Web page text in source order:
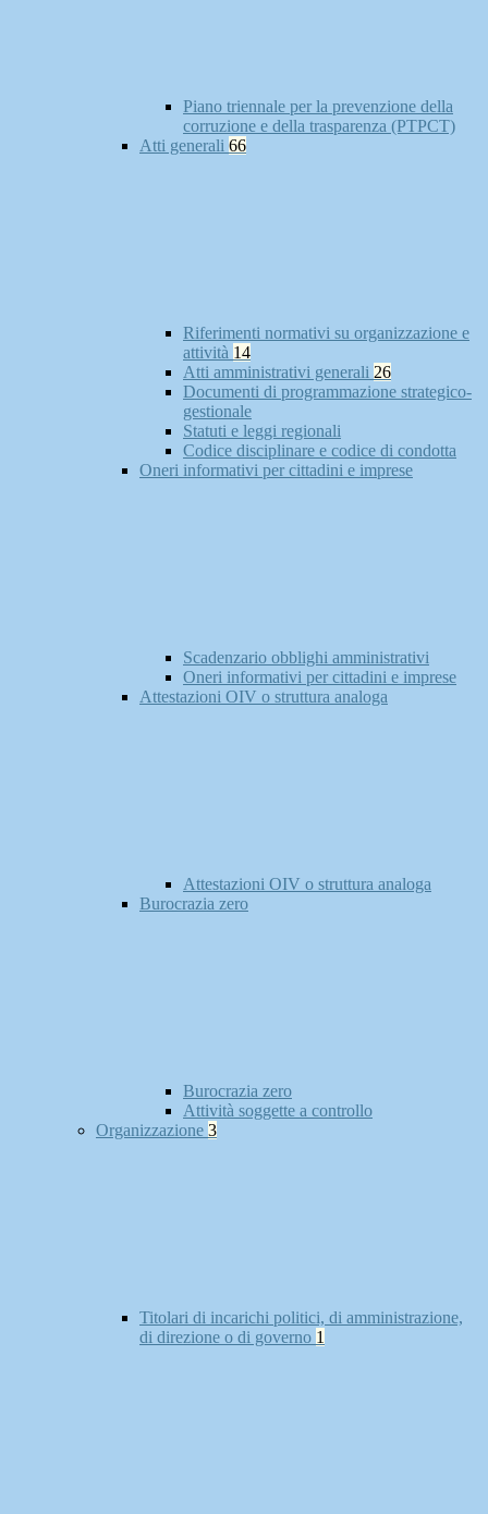
Piano triennale per la prevenzione della
corruzione e della trasparenza (PTPCT)
Atti generali 66
Riferimenti normativi su organizzazione e
attività 14
Atti amministrativi generali 26
Documenti di programmazione strategico-
gestionale
Statuti e leggi regionali
Codice disciplinare e codice di condotta
Oneri informativi per cittadini e imprese
Scadenzario obblighi amministrativi
Oneri informativi per cittadini e imprese
Attestazioni OIV o struttura analoga
Attestazioni OIV o struttura analoga
Burocrazia zero
Burocrazia zero
Attività soggette a controllo
Organizzazione 3
Titolari di incarichi politici, di amministrazione,
di direzione o di governo 1